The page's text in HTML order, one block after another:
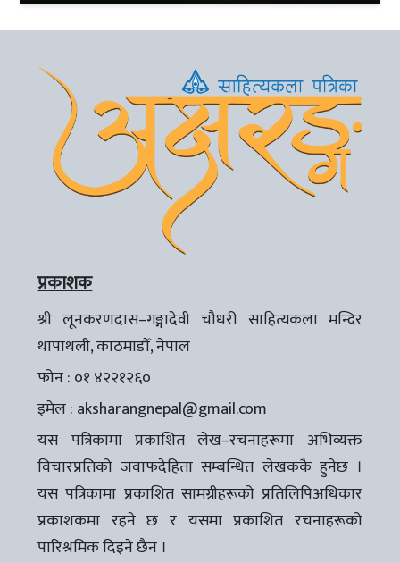
प्रकाशक
श्री लूनकरणदास–गङ्गादेवी चौधरी साहित्यकला मन्दिर
थापाथली, काठमाडौँ, नेपाल
फोन : ०१ ४२२१२६०
इमेल : aksharangnepal@gmail.com
यस पत्रिकामा प्रकाशित लेख–रचनाहरूमा अभिव्यक्त
विचारप्रतिको जवाफदेहिता सम्बन्धित लेखककै हुनेछ ।
यस पत्रिकामा प्रकाशित सामग्रीहरूको प्रतिलिपिअधिकार
प्रकाशकमा रहने छ र यसमा प्रकाशित रचनाहरूको
पारिश्रमिक दिइने छैन ।